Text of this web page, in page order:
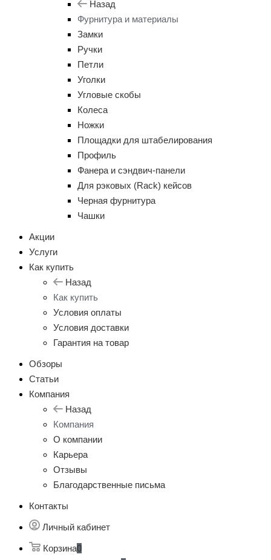
Назад
Фурнитура и материалы
Замки
Ручки
Петли
Уголки
Угловые скобы
Колеса
Ножки
Площадки для штабелирования
Профиль
Фанера и сэндвич-панели
Для рэковых (Rack) кейсов
Черная фурнитура
Чашки
Акции
Услуги
Как купить
Назад
Как купить
Условия оплаты
Условия доставки
Гарантия на товар
Обзоры
Статьи
Компания
Назад
Компания
О компании
Карьера
Отзывы
Благодарственные письма
Контакты
Личный кабинет
Корзина0